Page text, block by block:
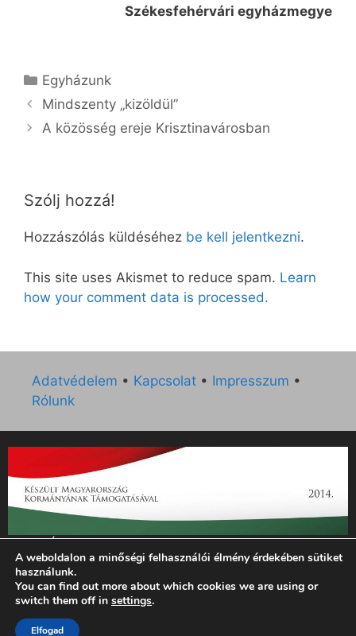
Székesfehérvári egyházmegye
Kategória
Egyházunk
Mindszenty „kizöldül”
A közösség ereje Krisztinavárosban
Szólj hozzá!
Hozzászólás küldéséhez be kell jelentkezni.
This site uses Akismet to reduce spam. Learn
how your comment data is processed.
Adatvédelem • Kapcsolat • Impresszum •
Rólunk
„Az Új Ember katolikus hetilap 2014. évi működésének
támogatását az EGYH-KCP-14-P-0121 sz. támogatási
szerződés keretében 3 000 000 Ft összegben támogatta az
Emberi Erőforrások Minisztériuma.”
© 2026 Magyar Kurír - Új Ember
A weboldalon a minőségi felhasználói élmény érdekében sütiket
használunk.
You can find out more about which cookies we are using or
switch them off in settings.
Elfogad